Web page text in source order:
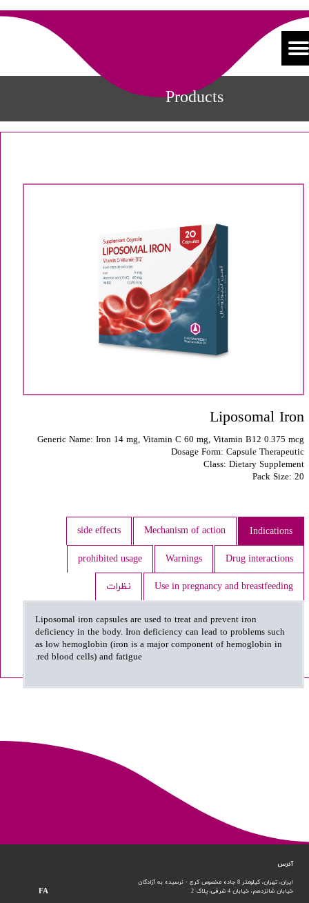
Products
Liposomal Iron
Generic Name: Iron 14 mg, Vitamin C 60 mg, Vitamin B12 0.375 mcg
Dosage Form: Capsule Therapeutic
Class: Dietary Supplement
Pack Size: 20
Indications
Mechanism of action
side effects
Drug interactions
Warnings
prohibited usage
Use in pregnancy and breastfeeding نظرات
Liposomal iron capsules are used to treat and prevent iron
deficiency in the body. Iron deficiency can lead to problems such
as low hemoglobin (iron is a major component of hemoglobin in
red blood cells) and fatigue.
آدرس
ایران، تهران، کیلومتر 8 جاده مخصوص کرج - نرسیده به آزادگان
خیابان شانزدهم، خیابان 4 شرقی، پلاک 2 FA